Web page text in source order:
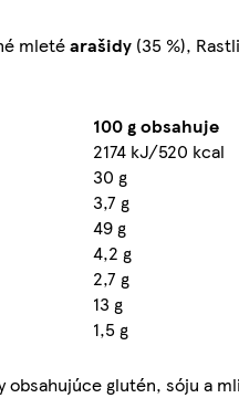
mletéarašidy (35 %),
100 g obsahuje
2174 kJ/520 kcal
30 g
3,7 g
49 g
4,2 g
2,7 g
13 g
1,5 g
obsahujúce glutén, sóju a